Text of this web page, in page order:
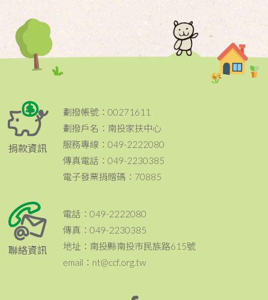
捐款資訊
劃撥帳號：00271611
劃撥戶名：南投家扶中心
服務專線：049-2222080
傳真電話：049-2230385
電子發票捐贈碼：70885
聯絡資訊
電話：049-2222080
傳真：049-2230385
地址：南投縣南投市民族路615號
email：nt@ccf.org.tw